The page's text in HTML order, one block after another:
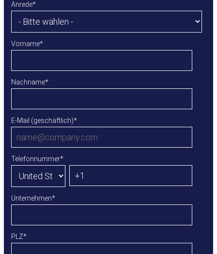
Anrede*
Vorname*
Nachname*
E-Mail (geschäftlich)*
Telefonnummer*
Unternehmen*
PLZ*